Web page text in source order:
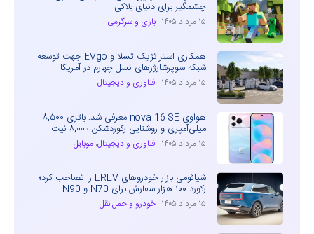
چشمگیر برای دنیای بلاکی
۱۵ مرداد ۱۴۰۵ بازی و سرگرمی
همکاری استراتژیک تسلا و EVgo جهت توسعه
شبکه سوپرشارژرهای نسل چهارم در آمریکا
۱۵ مرداد ۱۴۰۵ فناوری و دیجیتال
هواوی nova 16 SE معرفی شد: باتری ۸,۵۰۰
میلی‌آمپری و روشنایی رکوردشکن ۸,۰۰۰ نیت
۱۵ مرداد ۱۴۰۵ فناوری و دیجیتال، موبایل
شیائومی بازار خودروهای EREV را تصاحب کرد؛
رکورد ۱۰۰ هزار سفارش برای N70 و N90
۱۵ مرداد ۱۴۰۵ خودرو و حمل نقل